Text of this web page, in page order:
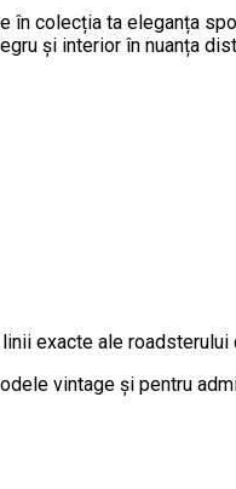
în colecția ta eleganța
și interior în nuanța
exacte ale roadsterului
vintage și pentru